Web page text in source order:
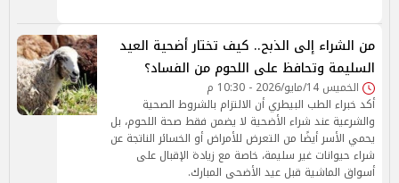
من الشراء إلى الذبح.. كيف تختار أضحية العيد
السليمة وتحافظ على اللحوم من الفساد؟
الخميس 14/مايو/2026 - 10:30 م
أكد خبراء الطب البيطري أن الالتزام بالشروط الصحية
والشرعية عند شراء الأضحية لا يضمن فقط صحة اللحوم، بل
يحمي الأسر أيضًا من التعرض للأمراض أو الخسائر الناتجة عن
شراء حيوانات غير سليمة، خاصة مع زيادة الإقبال على
أسواق الماشية قبل عيد الأضحى المبارك.